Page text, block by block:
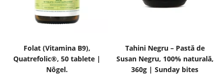
Folat (Vitamina B9),
Quatrefolic®, 50 tablete |
Nôgel.
Tahini Negru – Pastă de
Susan Negru, 100% naturală,
360g | Sunday bites